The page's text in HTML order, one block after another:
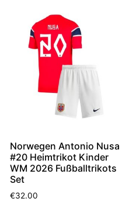
Norwegen Antonio Nusa
#20 Heimtrikot Kinder
WM 2026 Fußballtrikots
Set
€32.00